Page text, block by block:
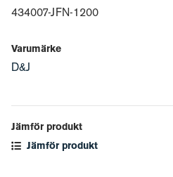
434007-JFN-1200
Varumärke
D&J
Jämför produkt
Jämför produkt